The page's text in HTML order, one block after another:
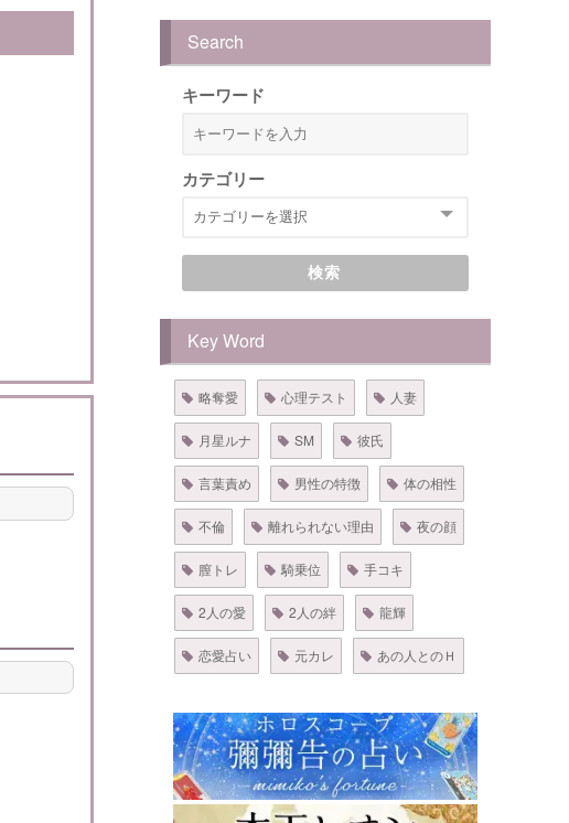
Search
キーワード
カテゴリー
検索
Key Word
略奪愛 心理テスト 人妻
月星ルナ SM 彼氏
言葉責め 男性の特徴 体の相性
不倫 離れられない理由 夜の顔
膣トレ 騎乗位 手コキ
2人の愛 2人の絆 龍輝
恋愛占い 元カレ あの人とのＨ